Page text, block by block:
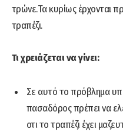
τρώνε.Τα κυρίως έρχονται
τραπέζι.
Τι χρειάζεται να γίνει:
Σε αυτό το πρόβλημα
πασαδόρος πρέπει να
οτι το τραπέζι έχει